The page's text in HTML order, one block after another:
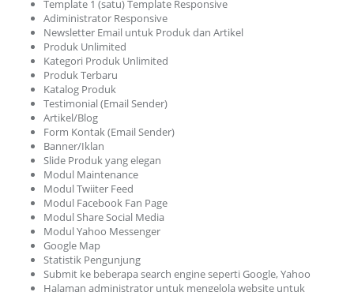
Template 1 (satu) Template Responsive
Adiministrator Responsive
Newsletter Email untuk Produk dan Artikel
Produk Unlimited
Kategori Produk Unlimited
Produk Terbaru
Katalog Produk
Testimonial (Email Sender)
Artikel/Blog
Form Kontak (Email Sender)
Banner/Iklan
Slide Produk yang elegan
Modul Maintenance
Modul Twiiter Feed
Modul Facebook Fan Page
Modul Share Social Media
Modul Yahoo Messenger
Google Map
Statistik Pengunjung
Submit ke beberapa search engine seperti Google, Yahoo
Halaman administrator untuk mengelola website untuk